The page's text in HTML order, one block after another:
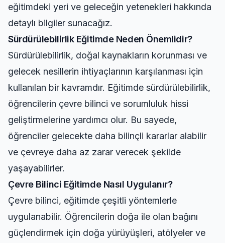
eğitimdeki yeri ve geleceğin yetenekleri hakkında
detaylı bilgiler sunacağız.
Sürdürülebilirlik Eğitimde Neden Önemlidir?
Sürdürülebilirlik, doğal kaynakların korunması ve
gelecek nesillerin ihtiyaçlarının karşılanması için
kullanılan bir kavramdır. Eğitimde sürdürülebilirlik,
öğrencilerin çevre bilinci ve sorumluluk hissi
geliştirmelerine yardımcı olur. Bu sayede,
öğrenciler gelecekte daha bilinçli kararlar alabilir
ve çevreye daha az zarar verecek şekilde
yaşayabilirler.
Çevre Bilinci Eğitimde Nasıl Uygulanır?
Çevre bilinci, eğitimde çeşitli yöntemlerle
uygulanabilir. Öğrencilerin doğa ile olan bağını
güçlendirmek için doğa yürüyüşleri, atölyeler ve